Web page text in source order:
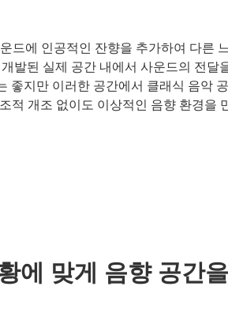
드에 인공적인 잔향을 추가하여 다른
발된 실제 공간 내에서 사운드의 전달
좋지만 이러한 공간에서 클래식 음악
적 개조 없이도 이상적인 음향 환경을
에 맞게 음향 공간